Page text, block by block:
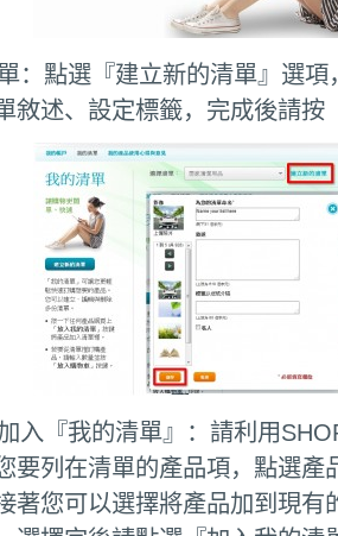
：點選『建立新的清單』選項
敘述、設定標籤，完成後請按
入『我的清單』：請利用
要列在清單的產品項，點選產
著您可以選擇將產品加到現有